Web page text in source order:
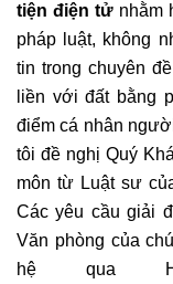
tiện điện tử nhằm
pháp luật, không
tin trong chuyên đề
liền với đất bằng
điểm cá nhân
tôi đề nghị Quý
môn từ Luật sư
Các yêu cầu giải
Văn phòng của
hệ qua